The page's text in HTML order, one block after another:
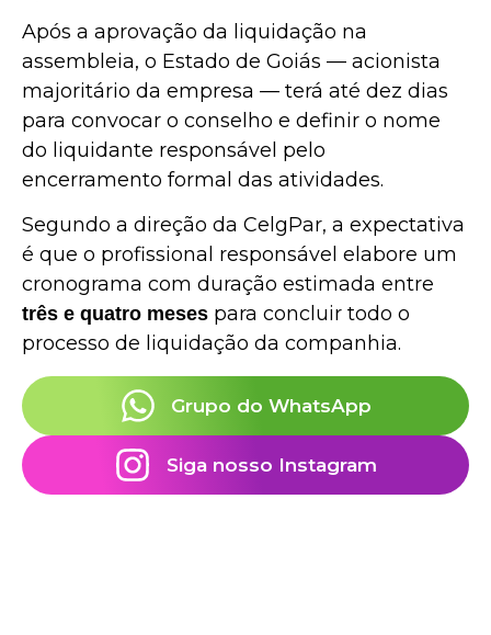
Após a aprovação da liquidação na
assembleia, o Estado de Goiás — acionista
majoritário da empresa — terá até dez dias
para convocar o conselho e definir o nome
do liquidante responsável pelo
encerramento formal das atividades.
Segundo a direção da CelgPar, a expectativa
é que o profissional responsável elabore um
cronograma com duração estimada entre
três e quatro meses para concluir todo o
processo de liquidação da companhia.
Grupo do WhatsApp
Siga nosso Instagram